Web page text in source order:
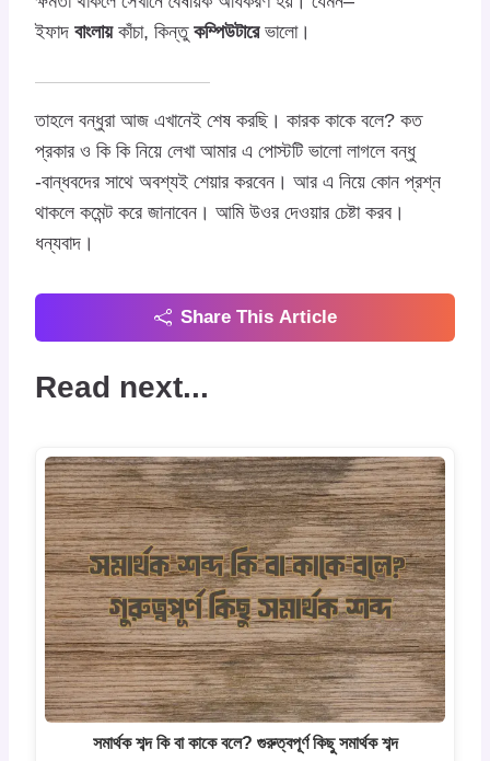
ইফাদ বাংলায়কাঁচা, কিন্তু কম্পিউটারেভালো।
তাহলে বন্ধুরা আজ এখানেই শেষ করছি। কারক কাকে বলে? কত
প্রকার ও কি কি নিয়ে লেখা আমার এ পোস্টটি ভালো লাগলে বন্ধু
-বান্ধবদের সাথে অবশ্যই শেয়ার করবেন। আর এ নিয়ে কোন প্রশ্ন
থাকলে কমেন্ট করে জানাবেন। আমি উওর দেওয়ার চেষ্টা করব।
ধন্যবাদ।
Share This Article
Read next...
সমার্থক শব্দ কি বা কাকে বলে? গুরুত্বপূর্ণ কিছু সমার্থক শব্দ